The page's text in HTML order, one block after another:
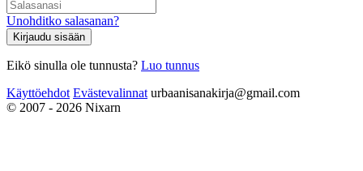
Unohditko salasanan?
Kirjaudu sisään
Eikö sinulla ole tunnusta? Luo tunnus
Käyttöehdot Evästevalinnat urbaanisanakirja@gmail.com
© 2007 - 2026 Nixarn